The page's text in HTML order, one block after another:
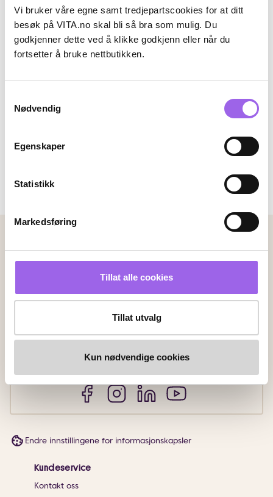
Vi bruker våre egne samt tredjepartscookies for at ditt
besøk på VITA.no skal bli så bra som mulig. Du
godkjenner dette ved å klikke godkjenn eller når du
fortsetter å bruke nettbutikken.
Nødvendig
Egenskaper
Statistikk
Markedsføring
Tillat alle cookies
Tillat utvalg
Kun nødvendige cookies
Bloom Mille Hårklype
På lager i 115 butikker
FakturaVippsKortbetaling
Følg oss
Endre innstillingene for informasjonskapsler
Kundeservice
Kontakt oss